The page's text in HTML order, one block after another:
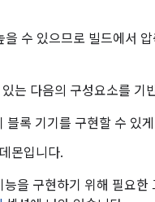
수 있으므로 빌드에서
는 다음의 구성요소를 기
블록 기기를 구현할 수 있
몬입니다.
을 구현하기 위해 필요한